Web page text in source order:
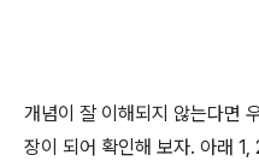
개념이 잘 이해되지 않는다면
장이 되어 확인해 보자. 아래 1,